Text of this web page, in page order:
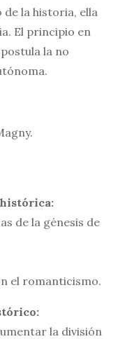
la historia, ella
El principio en
la no
de la génesis de
el romanticismo.
la división